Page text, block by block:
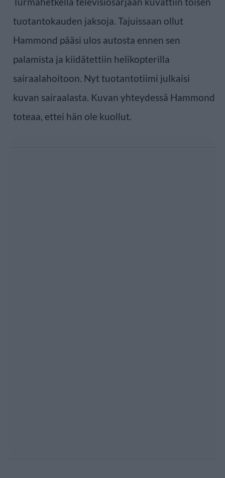
tuotantokauden jaksoja. Tajuissaan ollut
Hammond pääsi ulos autosta ennen sen
palamista ja kiidätettiin helikopterilla
sairaalahoitoon. Nyt tuotantotiimi julkaisi
kuvan sairaalasta. Kuvan yhteydessä Hammond
toteaa, ettei hän ole kuollut.